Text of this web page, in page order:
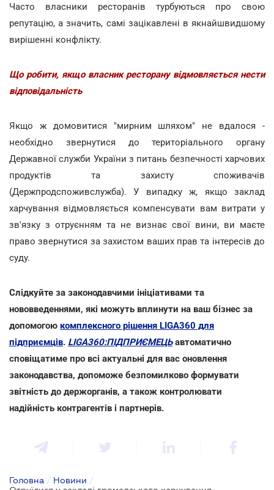
Часто власники ресторанів турбуються про свою
репутацію, а значить, самі зацікавлені в якнайшвидшому
вирішенні конфлікту.
Що робити, якщо власник ресторану відмовляється нести
відповідальність
Якщо ж домовитися "мирним шляхом" не вдалося -
необхідно звернутися до територіального органу
Державної служби України з питань безпечності харчових
продуктів та захисту споживачів
(Держпродспоживслужба). У випадку ж, якщо заклад
харчування відмовляється компенсувати вам витрати у
зв'язку з отруєнням та не визнає свої вини, ви маєте
право звернутися за захистом ваших прав та інтересів до
суду.
Слідкуйте за законодавчими ініціативами та
нововведеннями, які можуть вплинути на ваш бізнес за
допомогою комплексного рішення LIGA360 для
підприємців. LIGA360:ПІДПРИЄМЕЦЬ автоматично
сповіщатиме про всі актуальні для вас оновлення
законодавства, допоможе безпомилково формувати
звітність до держорганів, а також контролювати
надійність контрагентів і партнерів.
Головна / Новини /